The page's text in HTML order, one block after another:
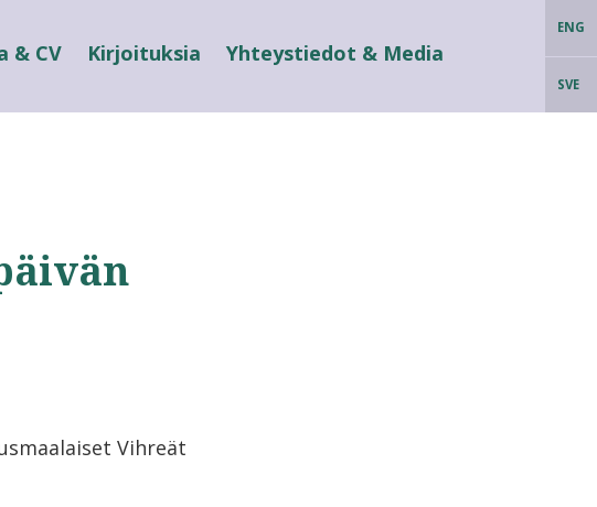
ENG
SVE
& CV Kirjoituksia Yhteystiedot & Media
Vihreät